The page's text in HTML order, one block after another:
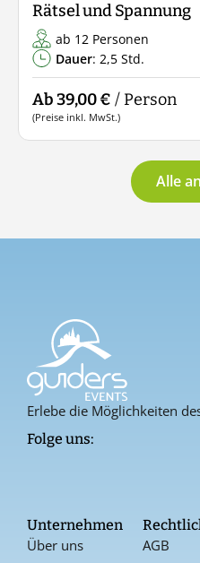
Rätsel und Spannung
ab 12 Personen
Dauer: 2,5 Std.
Ab 39,00 € / Person
(Preise inkl. MwSt.)
Alle
Erlebe die Möglichkeiten
Folge uns:
Unternehmen
Über uns
AGB